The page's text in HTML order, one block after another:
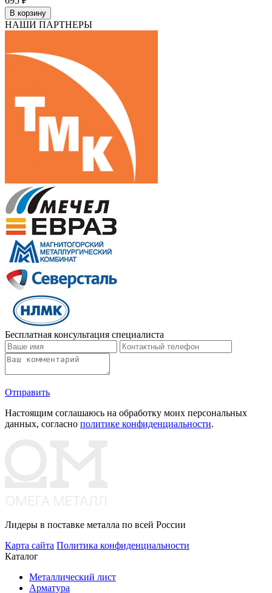
В корзину
НАШИ ПАРТНЕРЫ
Бесплатная консультация специалиста
Отправить
Настоящим соглашаюсь на обработку моих персональных
данных, согласно политике конфиденциальности.
Лидеры в поставке металла по всей России
Карта сайта Политика конфиденциальности
Каталог
Металлический лист
Арматура